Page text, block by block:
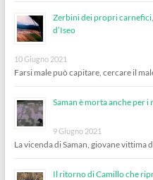
Zerbini dei propri
d’Iseo
10 Giugno 2021
Farsi male può capitare, cercare il
Saman è morta anche per i
9 Giugno 2021
La vicenda di Saman, giovane vittima
Il ritorno di Camillo che